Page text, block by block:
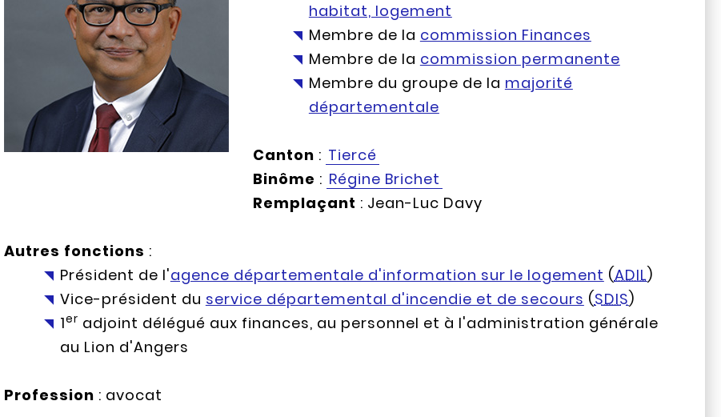
habitat, logement
Membre de la commission Finances
Membre de la commission permanente
Membre du groupe de la majorité
départementale
Canton : Tiercé
Binôme : Régine Brichet
Remplaçant : Jean-Luc Davy
Autres fonctions :
Président de l'agence départementale d'information sur le logement (ADIL)
Vice-président du service départemental d'incendie et de secours (SDIS)
1er adjoint délégué aux finances, au personnel et à l'administration générale
au Lion d'Angers
Profession : avocat